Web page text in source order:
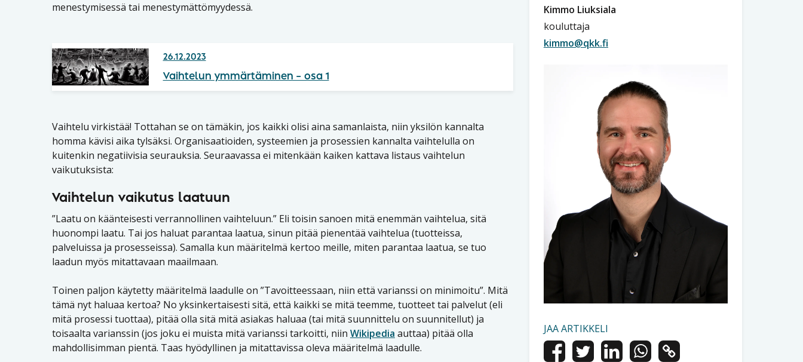
menestymisessä tai menestymättömyydessä.
26.12.2023
Vaihtelun ymmärtäminen – osa 1
Vaihtelu virkistää! Tottahan se on tämäkin, jos kaikki olisi aina samanlaista, niin yksilön kannalta
homma kävisi aika tylsäksi. Organisaatioiden, systeemien ja prosessien kannalta vaihtelulla on
kuitenkin negatiivisia seurauksia. Seuraavassa ei mitenkään kaiken kattava listaus vaihtelun
vaikutuksista:
Vaihtelun vaikutus laatuun
”Laatu on käänteisesti verrannollinen vaihteluun.” Eli toisin sanoen mitä enemmän vaihtelua, sitä
huonompi laatu. Tai jos haluat parantaa laatua, sinun pitää pienentää vaihtelua (tuotteissa,
palveluissa ja prosesseissa). Samalla kun määritelmä kertoo meille, miten parantaa laatua, se tuo
laadun myös mitattavaan maailmaan.
Toinen paljon käytetty määritelmä laadulle on ”Tavoitteessaan, niin että varianssi on minimoitu”. Mitä
tämä nyt haluaa kertoa? No yksinkertaisesti sitä, että kaikki se mitä teemme, tuotteet tai palvelut (eli
mitä prosessi tuottaa), pitää olla sitä mitä asiakas haluaa (tai mitä suunnittelu on suunnitellut) ja
toisaalta varianssin (jos joku ei muista mitä varianssi tarkoitti, niin Wikipedia auttaa) pitää olla
mahdollisimman pientä. Taas hyödyllinen ja mitattavissa oleva määritelmä laadulle.
Kimmo Liuksiala
kouluttaja
kimmo@qkk.fi
JAA ARTIKKELI